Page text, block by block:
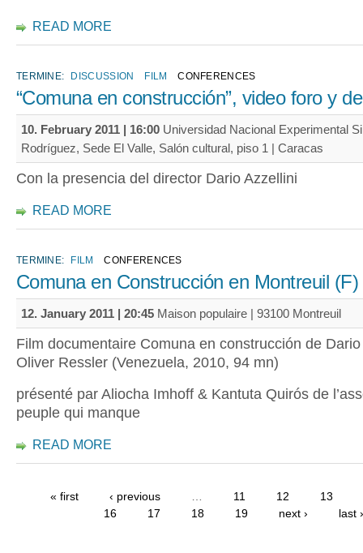
READ MORE
TERMINE: DISCUSSION FILM CONFERENCES
“Comuna en construcción”, video foro y
10. February 2011 | 16:00 Universidad Nacional Experimental
Rodríguez, Sede El Valle, Salón cultural, piso 1 | Caracas
Con la presencia del director Dario Azzellini
READ MORE
TERMINE: FILM CONFERENCES
Comuna en Construcción en Montreuil (F)
12. January 2011 | 20:45 Maison populaire | 93100 Montreuil
Film documentaire Comuna en construcción de
Oliver Ressler (Venezuela, 2010, 94 mn)
présenté par Aliocha Imhoff & Kantuta Quirós de
peuple qui manque
READ MORE
« first ‹ previous … 11 12
13
16
17 18 19 next › last